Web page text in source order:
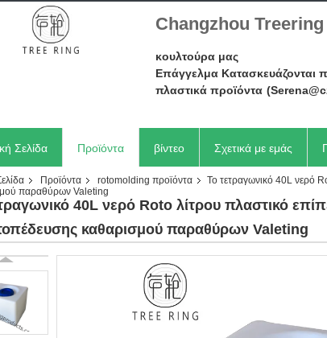
Changzhou
κουλτούρα μας
Επάγγελμα Κατασκευάζονται
πλαστικά προϊόντα
Σελίδα Προϊόντα βίντεο Σχετικά με εμάς
ένα απόσπασμα
Προϊόντα rotomolding προϊόντα
Το τετραγωνικό 40L νερό
παραθύρων Valeting
40L νερό Roto λίτρου πλαστικό
καθαρισμού παραθύρων Valeting